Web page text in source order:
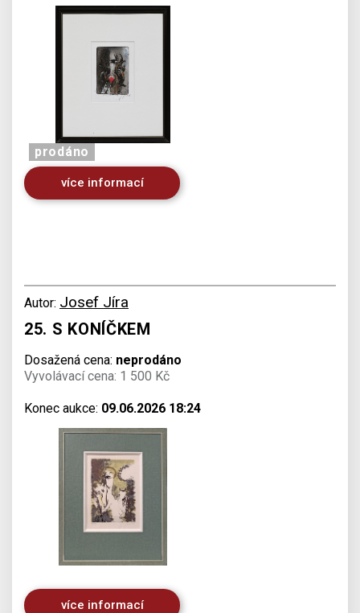
prodáno
více informací
Autor: Josef Jíra
25. S KONÍČKEM
Dosažená cena: neprodáno
Vyvolávací cena: 1 500 Kč
Konec aukce: 09.06.2026 18:24
více informací